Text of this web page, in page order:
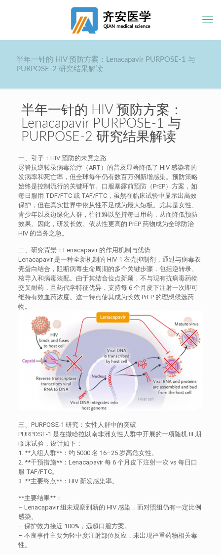
半年一针的 HIV 预防方案：Lenacapavir PURPOSE-1 与
PURPOSE-2 研究结果解读
半年一针的 HIV 预防方案：
Lenacapavir PURPOSE-1 与
PURPOSE-2 研究结果解读
一、引子：HIV 预防的未竟之路
尽管抗逆转录病毒治疗（ART）的普及显著降低了 HIV 感染者的
发病率和死亡率，但全球每年仍有数百万例新增感染。预防策略
始终是控制流行的关键环节。口服暴露前预防（PrEP）方案，如
每日服用 TDF/FTC 或 TAF/FTC，虽然在临床试验中显示出高效
保护，但在真实世界中依从性不足成为最大短板。尤其是女性、
青少年以及边缘化人群，往往难以坚持每日用药，从而降低预防
效果。因此，研发长效、依从性更高的 PrEP 药物成为全球防治
HIV 的当务之急。
二、研究背景：Lenacapavir 的作用机制与优势
Lenacapavir 是一种全新机制的 HIV-1 衣壳抑制剂，通过与病毒衣
壳蛋白结合，阻断病毒生命周期的多个关键步骤，包括逆转录、
核导入和病毒装配。由于其结合位点新颖，不与现有抗病毒药物
交叉耐药，且药代学特征优异，支持每 6 个月皮下注射一次即可
维持有效血药浓度。这一特点使其成为长效 PrEP 的理想候选药
物。
三、PURPOSE-1 研究：女性人群中的突破
PURPOSE-1 是在撒哈拉以南非洲女性人群中开展的一项随机 III 期
临床试验，设计如下：
1. **入组人群**：约 5000 名 16–25 岁高危女性。
2. **干预措施**：Lenacapavir 每 6 个月皮下注射一次 vs 每日口
服 TAF/FTC。
3. **主要终点**：HIV 新发感染率。
**主要结果**：
– Lenacapavir 组未观察到新的 HIV 感染，而对照组仍有一定比例
感染。
– 保护效力接近 100%，远超口服方案。
– 不良事件主要为轻中度注射部位反应，未出现严重药物相关毒
性。